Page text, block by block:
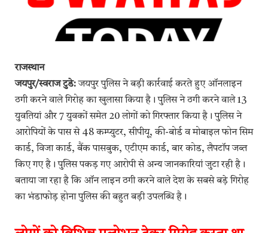
राजस्थान
जयपुर/स्वराज टुडे:जयपुर पुलिस ने बड़ी कार्रवाई करते हुए ऑनलाइन
ठगी करने वाले गिरोह का खुलासा किया है। पुलिस ने ठगी करने वाले 13
युवतियां और 7 युवकों समेत 20 लोगों को गिरफ्तार किया है। पुलिस ने
आरोपियों के पास से 48 कम्प्युटर, सीपीयू, की-बोर्ड व मोबाइल फोन सिम
कार्ड, विजा कार्ड, बैंक पासबुक, एटीएम कार्ड, बार कोड, लैपटॉप जब्त
किए गए है। पुलिस पकड़ गए आरोपी से अन्य जानकारियां जुटा रही है।
बताया जा रहा है कि ऑन लाइन ठगी करने वाले देश के सबसे बड़े गिरोह
का भंडाफोड़ होना पुलिस की बहुत बड़ी उपलब्धि है।